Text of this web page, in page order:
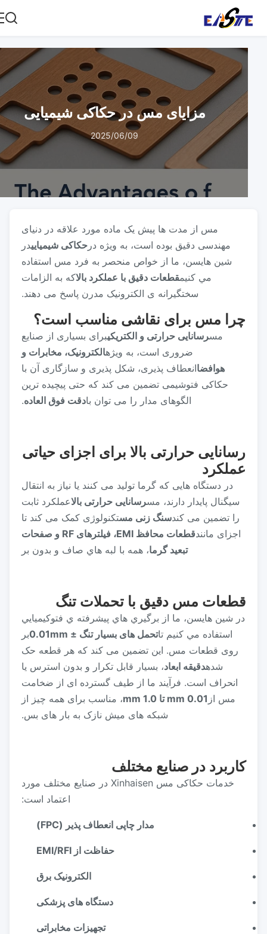
مزایای مس در حکاکی شیمیایی
2025/06/09
مس از مدت ها پیش یک ماده مورد علاقه در دنیای
مهندسی دقیق بوده است، به ویژه در حکاکی شیمیاییدر
شين هايسن، ما از خواص منحصر به فرد مس استفاده
مي کنيم قطعات دقیق با عملکرد بالا که به الزامات
سختگیرانه ی الکترونیک مدرن پاسخ می دهند.
چرا مس برای نقاشی مناسب است؟
رسانایی حرارتی و الکتریکیبرای بسیاری از صنایع
ضروری است، به ویژه الکترونیک، مخابرات و
هوافضاانعطاف پذیری، شکل پذیری و سازگاری آن با
حکاکی فتوشیمی تضمین می کند که حتی پیچیده ترین
الگوهای مدار را می توان بادقت فوق العاده.
رسانایی حرارتی بالا برای اجزای حیاتی
عملکرد
در دستگاه هایی که گرما تولید می کنند یا نیاز به انتقال
سیگنال پایدار دارند، مسرسانایی حرارتی بالاعملکرد ثابت
را تضمین می کند سنگ زنی مس تکنولوژی کمک می کند تا
اجزای مانند
قطعات محافظ EMI، فیلترهای RF و صفحات
تبعید گرما ، همه با لبه هاي صاف و بدون بر
قطعات مس دقیق با تحملات تنگ
در شين هايسن، ما از برگيري هاي پيشرفته ي فتوکيميايي
استفاده مي كنيم تاتحمل های بسیار تنگ ± 0.01mm
بر
روی قطعات مس. این تضمین می کند که هر قطعه حک
دقيقه ابعاد ، بسیار قابل تکرار و بدون استرس یا
انحراف است. فرآیند ما از طیف گسترده ای از ضخامت
مس از0.01 mm تا 1.0 mm
، مناسب برای همه چیز از
شبکه های میش نازک به بار های بس.
کاربرد در صنایع مختلف
خدمات حکاکی مس Xinhaisen در صنایع مختلف مورد
اعتماد است:
مدار چاپی انعطاف پذیر (FPC)
حفاظت از EMI/RFI
الکترونیک برق
دستگاه های پزشکی
تجهیزات مخابراتی